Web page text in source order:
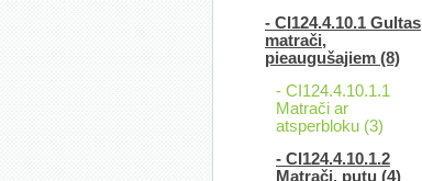
- CI124.4.10.1 Gultas
matrači,
pieaugušajiem (8)
- CI124.4.10.1.1
Matrači ar
atsperbloku (3)
- CI124.4.10.1.2
Matrači, putu (4)